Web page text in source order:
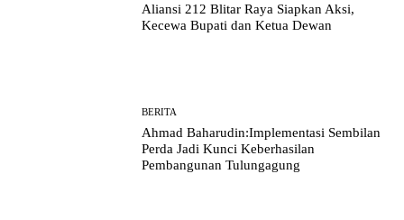
Aliansi 212 Blitar Raya Siapkan Aksi,
Kecewa Bupati dan Ketua Dewan
BERITA
Ahmad Baharudin:Implementasi Sembilan
Perda Jadi Kunci Keberhasilan
Pembangunan Tulungagung